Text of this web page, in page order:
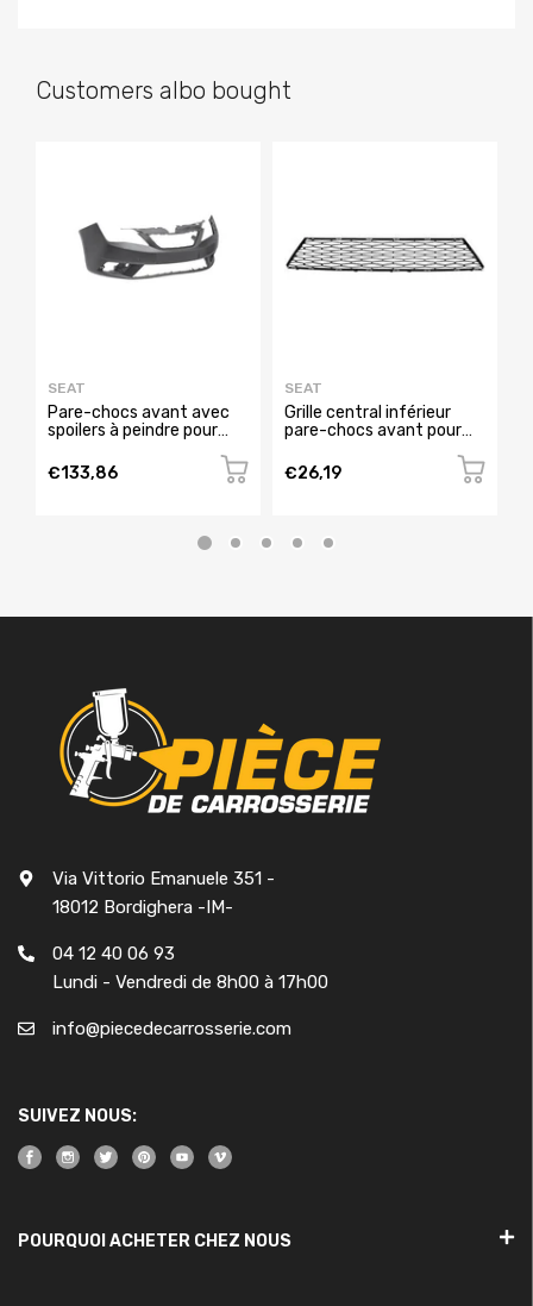
Customers albo bought
SEAT
Pare-chocs avant avec
spoilers à peindre pour
2016, Neuf
€133,86
SEAT
Grille central inférieur
pare-chocs avant pour
2015, Neuve
€26,19
Via Vittorio Emanuele 351 -
18012 Bordighera -IM-
04 12 40 06 93
Lundi - Vendredi de 8h00 à 17h00
info@piecedecarrosserie.com
SUIVEZ NOUS:
POURQUOI ACHETER CHEZ NOUS